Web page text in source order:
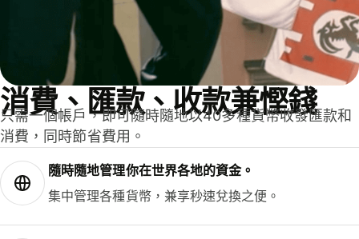
消費、匯款、收款兼慳錢
只需一個帳戶，即可隨時隨地以40多種貨幣收發匯款和
消費，同時節省費用。
隨時隨地管理你在世界各地的資金。
集中管理各種貨幣，兼享秒速兌換之便。